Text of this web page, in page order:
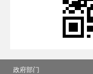
政府部门